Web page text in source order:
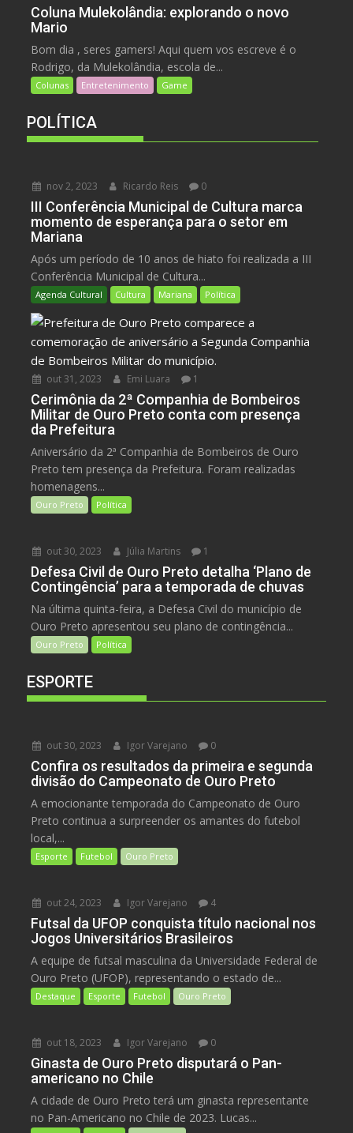
Coluna Mulekolândia: explorando o novo
Mario
Bom dia , seres gamers! Aqui quem vos escreve é o
Rodrigo, da Mulekolândia, escola de...
Colunas Entretenimento Game
POLÍTICA
nov 2, 2023 Ricardo Reis 0
III Conferência Municipal de Cultura marca
momento de esperança para o setor em
Mariana
Após um período de 10 anos de hiato foi realizada a III
Conferência Municipal de Cultura...
Agenda Cultural Cultura Mariana Política
out 31, 2023 Emi Luara 1
Cerimônia da 2ª Companhia de Bombeiros
Militar de Ouro Preto conta com presença
da Prefeitura
Aniversário da 2ª Companhia de Bombeiros de Ouro
Preto tem presença da Prefeitura. Foram realizadas
homenagens...
Ouro Preto Política
out 30, 2023 Júlia Martins 1
Defesa Civil de Ouro Preto detalha ‘Plano de
Contingência’ para a temporada de chuvas
Na última quinta-feira, a Defesa Civil do município de
Ouro Preto apresentou seu plano de contingência...
Ouro Preto Política
ESPORTE
out 30, 2023 Igor Varejano 0
Confira os resultados da primeira e segunda
divisão do Campeonato de Ouro Preto
A emocionante temporada do Campeonato de Ouro
Preto continua a surpreender os amantes do futebol
local,...
Esporte Futebol Ouro Preto
out 24, 2023 Igor Varejano 4
Futsal da UFOP conquista título nacional nos
Jogos Universitários Brasileiros
A equipe de futsal masculina da Universidade Federal de
Ouro Preto (UFOP), representando o estado de...
Destaque Esporte Futebol Ouro Preto
out 18, 2023 Igor Varejano 0
Ginasta de Ouro Preto disputará o Pan-
americano no Chile
A cidade de Ouro Preto terá um ginasta representante
no Pan-Americano no Chile de 2023. Lucas...